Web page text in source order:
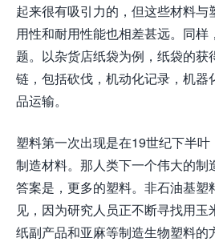
起来很有吸引力的，但这些材料与
用性和耐用性能也相差甚远。同样
题。以杂货店纸袋为例，纸袋的获
链，包括砍伐，机动化记录，机器
品运输。
塑料第一次出现是在19世纪下半
制造材料。那人类下一个伟大的制
答案是，更多的塑料。非石油基塑
见，因为研究人员正不断寻找用
纸副产品和亚麻等制造生物塑料的